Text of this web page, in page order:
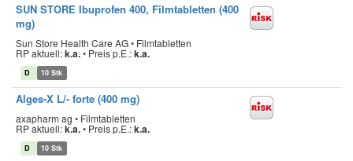
SUN STORE Ibuprofen 400, Filmtabletten (400
mg)
Sun Store Health Care AG • Filmtabletten
RP aktuell:k.a.• Preis p.E.:k.a.
D 10 Stk
Alges-X L/- forte (400 mg)
axapharm ag • Filmtabletten
RP aktuell:k.a.• Preis p.E.:k.a.
D 10 Stk